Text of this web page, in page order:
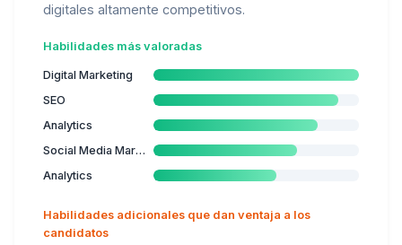
digitales altamente competitivos.
Habilidades más valoradas
Digital Marketing
SEO
Analytics
Social Media Marketing
Analytics
Habilidades adicionales que dan ventaja a los
candidatos